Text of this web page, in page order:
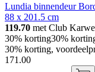
Lundia binnendeur
88 x 201.5 cm
119.70 met Club
30% korting30%
30% korting,
171 .00